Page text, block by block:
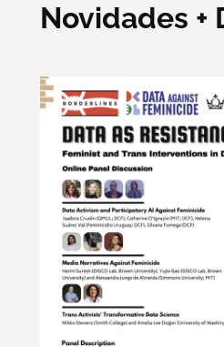
Novidades +